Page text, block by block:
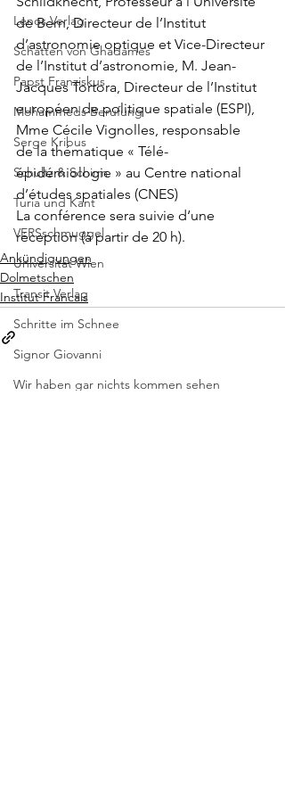
Lenos Verlag
Schatten von Ghadames
Papst Franziskus
Mohammeds Berufung
Serge Kribus
Schultz & Schirm
Turia und Kant
VERSschmuggel
Universität Wien
Transit Verlag
Schritte im Schnee
Signor Giovanni
Wir haben gar nichts kommen sehen
de Bern, Directeur de l’Institut
d’astronomie optique et Vice-Directeur
de l’Institut d’astronomie, M. Jean-
Jacques Tortora, Directeur de l’Institut
européen de politique spatiale (ESPI),
Mme Cécile Vignolles, responsable
de la thématique « Télé-
épidémiologie » au Centre national
d’études spatiales (CNES)
La conférence sera suivie d‘une
réception (à partir de 20 h).
Ankündigungen
Dolmetschen
Institut Francais